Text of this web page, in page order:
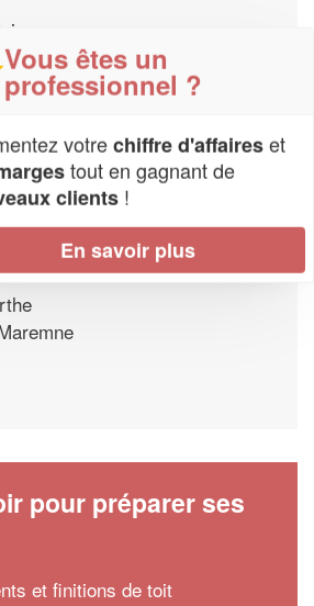
pour préparer ses
et finitions de toit
Vous êtes un
professionnel ?
votrechiffre d'affaireset
tout en gagnant de
clients !
En savoir plus